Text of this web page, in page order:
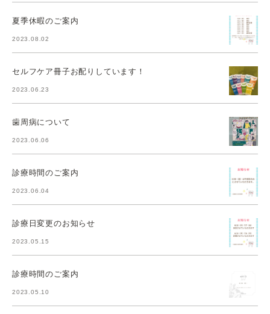
夏季休暇のご案内
2023.08.02
セルフケア冊子お配りしています！
2023.06.23
歯周病について
2023.06.06
診療時間のご案内
2023.06.04
診療日変更のお知らせ
2023.05.15
診療時間のご案内
2023.05.10